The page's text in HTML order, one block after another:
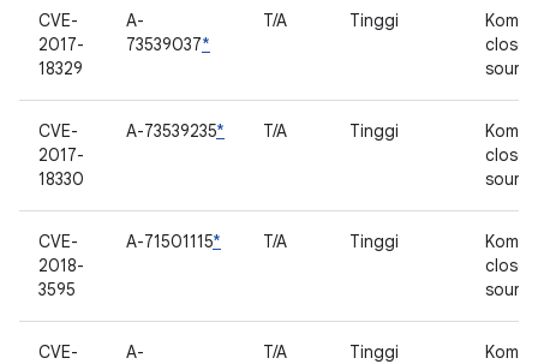
CVE-
2017-
18329
A-
73539037*
T/A Tinggi
closed
source
CVE-
2017-
18330
A-73539235* T/A Tinggi
closed
source
CVE-
2018-
3595
A-71501115* T/A Tinggi
closed
source
CVE-
A-
T/A Tinggi